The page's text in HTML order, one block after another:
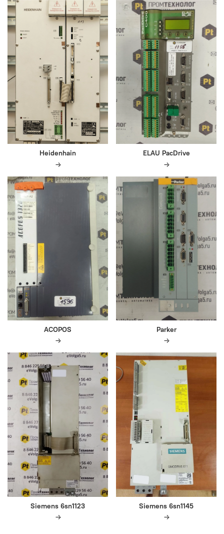
Heidenhain ELAU PacDrive
ACOPOS Parker
Siemens 6sn1123 Siemens 6sn1145